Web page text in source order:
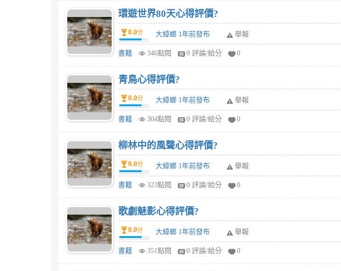
環遊世界80天心得評價?
0.0分 大蟑螂 1年前發布 舉報
書籍 346點閱 0 評論/給分 0
青鳥心得評價?
0.0分 大蟑螂 1年前發布 舉報
書籍 304點閱 0 評論/給分 0
柳林中的風聲心得評價?
0.0分 大蟑螂 1年前發布 舉報
書籍 323點閱 0 評論/給分 0
歌劇魅影心得評價?
0.0分 大蟑螂 1年前發布 舉報
書籍 351點閱 0 評論/給分 0